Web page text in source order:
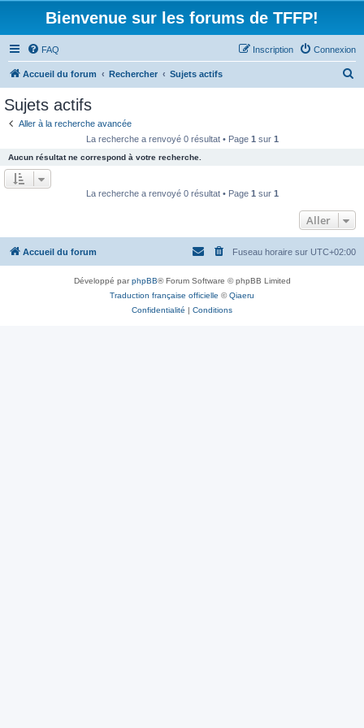
Bienvenue sur les forums de TFFP!
FAQ Connexion
Inscription
Accueil du forum Rechercher Sujets actifs
e
r
Sujets actifs
Aller à la recherche avancée
La recherche a renvoyé 0 résultat • Page 1 sur 1
Aucun résultat ne correspond à votre recherche.
La recherche a renvoyé 0 résultat • Page 1 sur 1
Aller
Accueil du forum Fuseau horaire sur UTC+02:00
Développé parphpBB® Forum Software © phpBB Limited
Traduction française officielle ©Qiaeru
Confidentialité | Conditions